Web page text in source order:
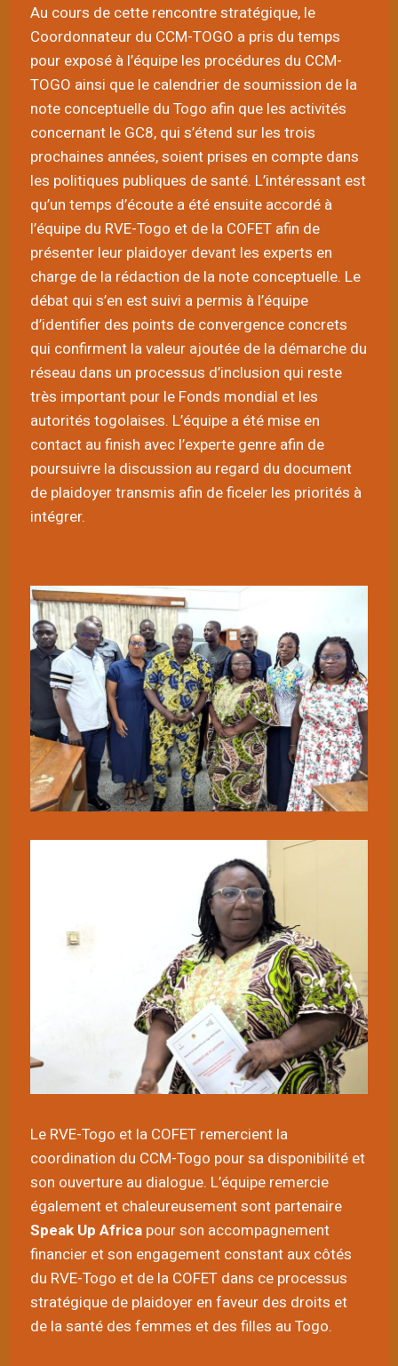
Au cours de cette rencontre stratégique, le
Coordonnateur du CCM-TOGO a pris du temps
pour exposé à l’équipe les procédures du CCM-
TOGO ainsi que le calendrier de soumission de la
note conceptuelle du Togo afin que les activités
concernant le GC8, qui s’étend sur les trois
prochaines années, soient prises en compte dans
les politiques publiques de santé. L’intéressant est
qu’un temps d’écoute a été ensuite accordé à
l’équipe du RVE-Togo et de la COFET afin de
présenter leur plaidoyer devant les experts en
charge de la rédaction de la note conceptuelle. Le
débat qui s’en est suivi a permis à l’équipe
d’identifier des points de convergence concrets
qui confirment la valeur ajoutée de la démarche du
réseau dans un processus d’inclusion qui reste
très important pour le Fonds mondial et les
autorités togolaises. L’équipe a été mise en
contact au finish avec l’experte genre afin de
poursuivre la discussion au regard du document
de plaidoyer transmis afin de ficeler les priorités à
intégrer.
Le RVE-Togo et la COFET remercient la
coordination du CCM-Togo pour sa disponibilité et
son ouverture au dialogue. L’équipe remercie
également et chaleureusement sont partenaire
Speak Up Africa pour son accompagnement
financier et son engagement constant aux côtés
du RVE-Togo et de la COFET dans ce processus
stratégique de plaidoyer en faveur des droits et
de la santé des femmes et des filles au Togo.